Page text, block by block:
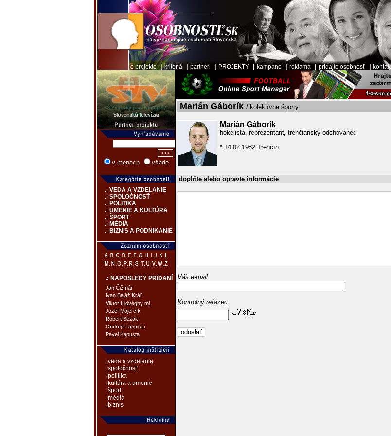
o projekte|kritériá partneri PROJEKTY kampane reklama pridajte osobnosť
v menách všade
.: VEDA A VZDELANIE
.: SPOLOČNOSŤ
.: POLITIKA
.: UMENIE A KULTÚRA
.: ŠPORT
.: MÉDIÁ
.: BIZNIS A PODNIKANIE
.: NAPOSLEDY PRIDANÍ
Ján Čižmár
Ivan Baláž Kráľ
Viktor Hidvéghy ml.
Jozef Majerčík
Róbert Bezák
Ondrej Francisci
Pavel Kapusta
. veda a vzdelanie
. spoločnosť
. politika
. kultúra a umenie
. šport
. médiá
. biznis
Marián Gáborík / kolektívne športy
Marián Gáborík
hokejista, reprezentant, trenčiansky odchovanec
* 14.02.1982 Trenčín
doplňte alebo opravte informácie
Váš e-mail
Kontrolný reťazec